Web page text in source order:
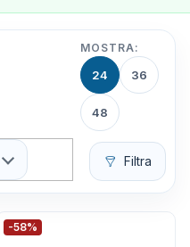
Filtra
MOSTRA:
24 36
48
-58%